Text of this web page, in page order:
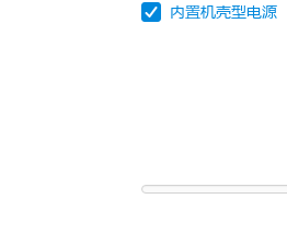
内置机壳型电源